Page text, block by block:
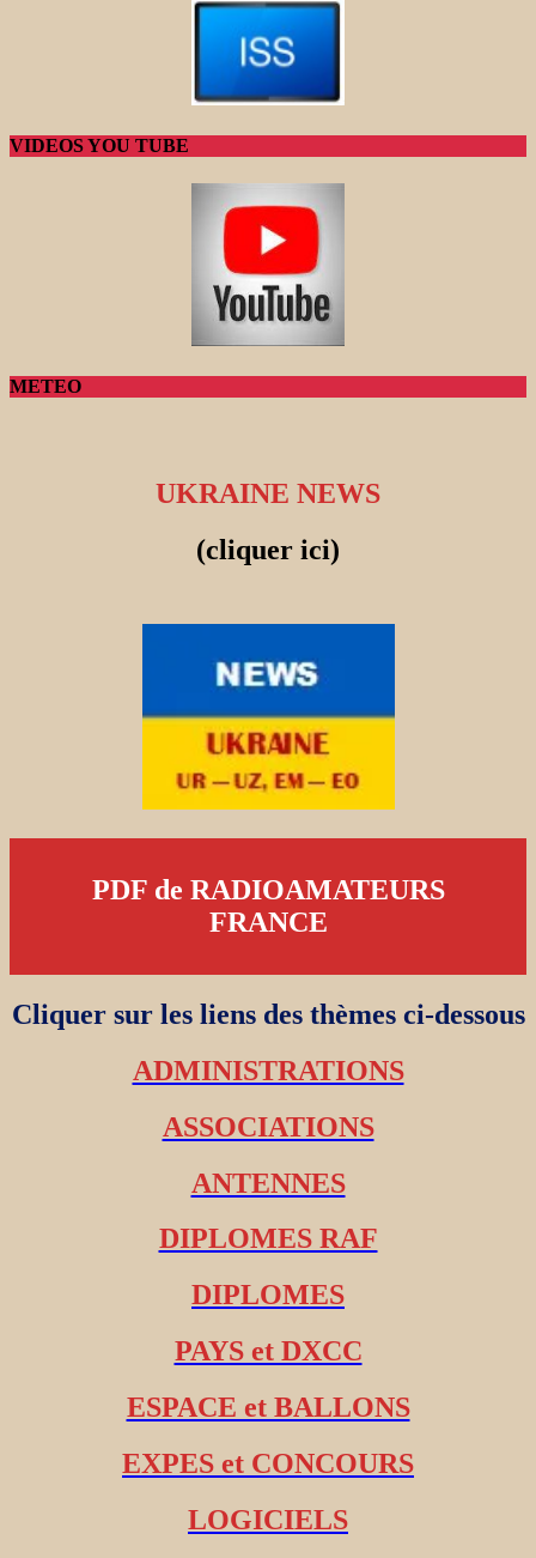
VIDEOS YOU TUBE
METEO
UKRAINE NEWS
(cliquer ici)
PDF de RADIOAMATEURS
FRANCE
Cliquer sur les liens des thèmes ci-dessous
ADMINISTRATIONS
ASSOCIATIONS
ANTENNES
DIPLOMES RAF
DIPLOMES
PAYS et DXCC
ESPACE et BALLONS
EXPES et CONCOURS
LOGICIELS